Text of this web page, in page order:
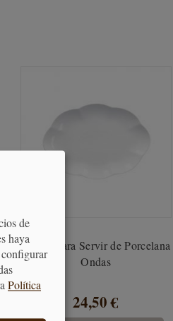
Fuente para Servir de Porcelana
Ondas
24,50 €
de
haya
Política